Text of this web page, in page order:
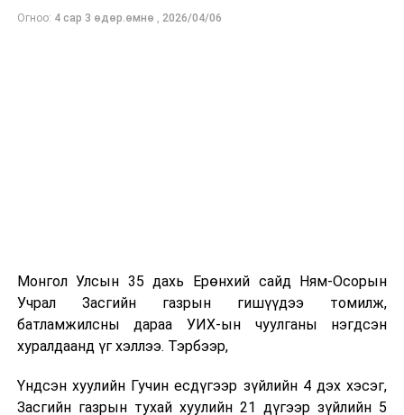
гүйцэтгэж байна.
бэлтгэл сургалт дээр тулгуурладаг онцлогтой.
Тиймээс мэргэжлийн ур чадвар, эх оронч сэтгэлтэй
алба хаагчидтайгаа хамтран ажиллаж, иргэдийнхээ
итгэлийг хүлээж ажиллах нь хамгийн чухал гэж
боддог.
Бидний зорилго зөвхөн үүргээ гүйцэтгэхэд бус,
Огноо: 4 сар 3 өдөр.өмнө , 2026/04/06
Монгол Улсын 35 дахь Ерөнхий сайд Ням-Осорын
Учрал Засгийн газрын гишүүдээ томилж,
батламжилсны дараа УИХ-ын чуулганы нэгдсэн
хуралдаанд үг хэллээ. Тэрбээр,
Үндсэн хуулийн Гучин есдүгээр зүйлийн 4 дэх хэсэг,
Засгийн газрын тухай хуулийн 21 дүгээр зүйлийн 5